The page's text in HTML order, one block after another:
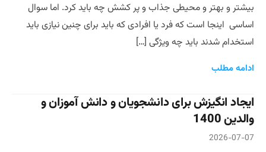
بیشتر و بهتر و محیطی جذاب و پر کشش چه باید کرد. اما سوال
اساسی اینجا است که فرد یا افرادی که باید برای چنین نیازی باید
استخدام شدند باید چه ویژگی […]
ادامه مطلب
ایجاد انگیزش برای دانشجویان و دانش آموزان و
والدین 1400
2026-07-07